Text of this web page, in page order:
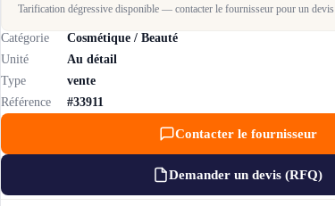
Tarification dégressive disponible — contacter le fournisseur pour un devis
Catégorie
Cosmétique / Beauté
Unité
Au détail
Type
vente
Référence
#33911
Contacter le fournisseur
Demander un devis (RFQ)